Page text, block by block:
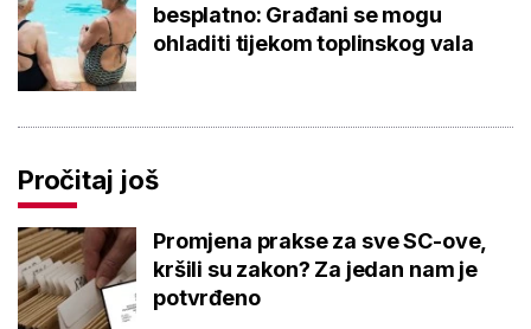
besplatno: Građani se mogu
ohladiti tijekom toplinskog vala
Pročitaj još
Promjena prakse za sve SC-ove,
kršili su zakon? Za jedan nam je
potvrđeno